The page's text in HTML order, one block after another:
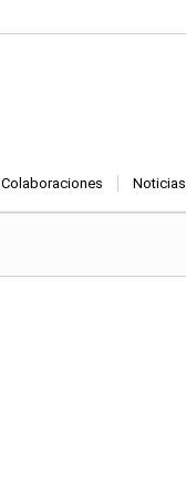
Colaboraciones Noticias